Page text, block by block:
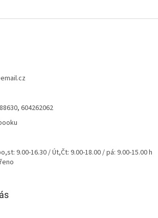
email.cz
604262062
9.00-16.30 / Út,Čt: 9.00-18.00 / pá: 9.00-15.00 h